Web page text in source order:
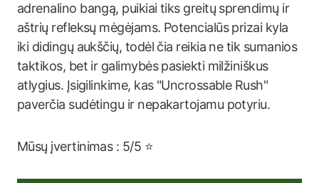
adrenalino bangą, puikiai tiks greitų sprendimų ir
aštrių refleksų mėgėjams. Potencialūs prizai kyla
iki didingų aukščių, todėl čia reikia ne tik sumanios
taktikos, bet ir galimybės pasiekti milžiniškus
atlygius. Įsigilinkime, kas "Uncrossable Rush"
paverčia sudėtingu ir nepakartojamu potyriu.
Mūsų įvertinimas : 5/5 ⭐